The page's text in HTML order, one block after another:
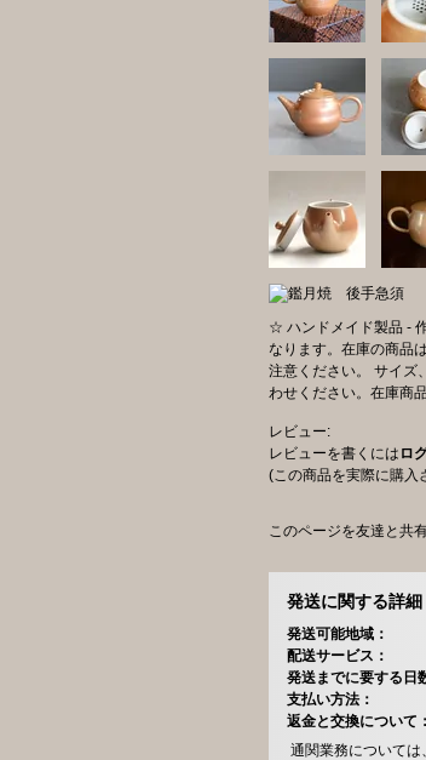
☆ ハンドメイド製品 -
なります。在庫の商品
注意ください。 サイズ
わせください。在庫商
レビュー:
レビューを書くには ロ
(この商品を実際に購入
このページを友達と共
発送に関する詳細
発送可能地域：
配送サービス：
発送までに要する日
支払い方法：
返金と交換について：
通関業務について